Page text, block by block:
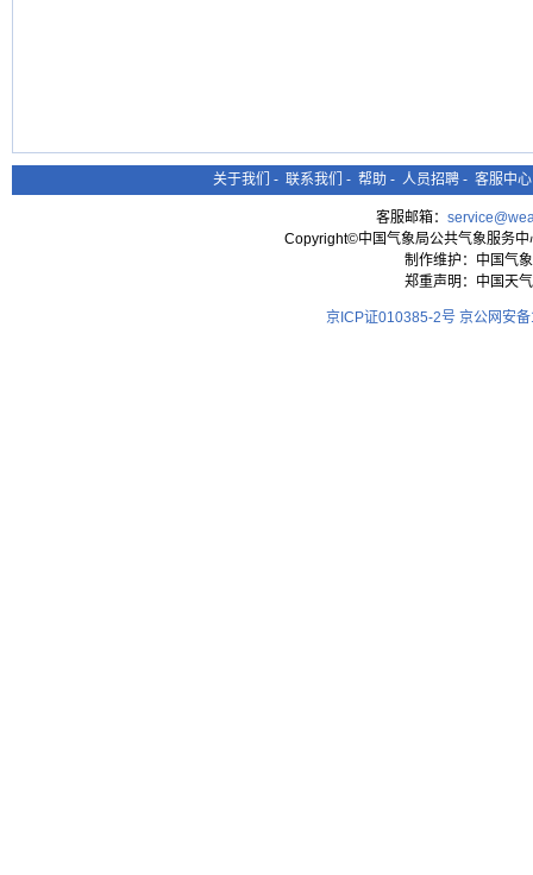
关于我们 - 联系我们 - 帮助 - 人员招聘 - 客服中心
客服邮箱：
Copyright©中国气象局公共气象服务
制作维护：中国气
郑重声明：中国天
京ICP证010385-2号 京公网安